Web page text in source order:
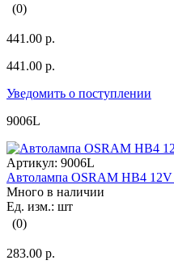
(0)
441.00 р.
441.00 р.
Уведомить о поступлении
9006L
Артикул: 9006L
Автолампа OSRAM НВ4
Много в наличии
Ед. изм.: шт
(0)
283.00 р.